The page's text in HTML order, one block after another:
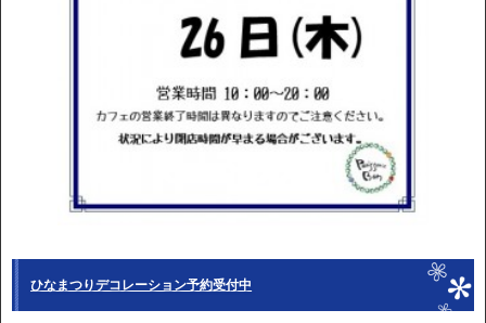
ひなまつりデコレーション予約受付中